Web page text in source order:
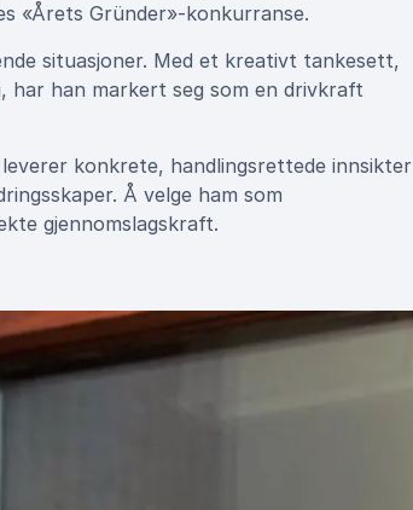
«Årets Gründer»-konkurranse.
situasjoner. Med et kreativt tankesett,
har han markert seg som en drivkraft
konkrete, handlingsrettede innsikter
Å velge ham som
gjennomslagskraft.